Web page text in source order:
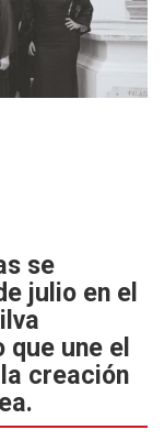
se
julio en el
que une el
creación